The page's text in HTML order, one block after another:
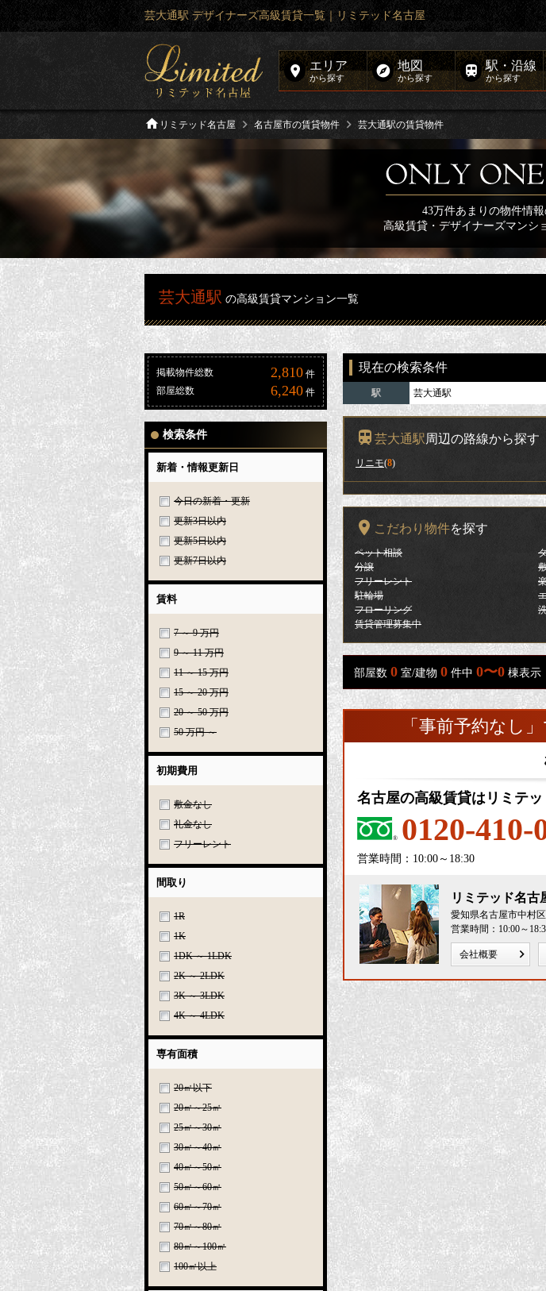
芸大通駅 デザイナーズ高級賃貸一覧｜リミテッド名古屋
エリア
から探す
地図
から探す
駅・沿線
から探す
リミテッド名古屋 名古屋市の賃貸物件 芸大通駅の賃貸物件
43万件あまりの物件情
高級賃貸・デザイナーズマンシ
芸大通駅 の高級賃貸マンション一覧
掲載物件総数 2,810 件
部屋総数
6,240 件
検索条件
新着・情報更新日
今日の新着・更新
更新3日以内
更新5日以内
更新7日以内
賃料
7 ～ 9 万円
9 ～ 11 万円
11 ～ 15 万円
15 ～ 20 万円
20 ～ 50 万円
50 万円 ～
初期費用
敷金なし
礼金なし
フリーレント
間取り
1R
1K
1DK ～ 1LDK
2K ～ 2LDK
3K ～ 3LDK
4K ～ 4LDK
専有面積
20㎡以下
20㎡～25㎡
25㎡～30㎡
30㎡～40㎡
40㎡～50㎡
50㎡～60㎡
60㎡～70㎡
70㎡～80㎡
80㎡～100㎡
100㎡以上
現在の検索条件
駅 芸大通駅
芸大通駅周辺の路線から探す
リニモ(8)
こだわり物件を探す
ペット相談
分譲
フリーレント
駐輪場
フローリング
賃貸管理募集中
部屋数 0 室/建物 0 件中 0〜0 棟表示
「事前予約なし
名古屋の高級賃貸はリミテ
0120-410-
営業時間：10:00～18:30
リミテッド名古
愛知県名古屋市中村
営業時間：10:00～
会社概要